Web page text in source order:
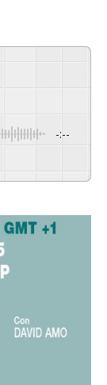
-:--